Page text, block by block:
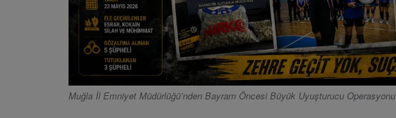
Muğla İl Emniyet Müdürlüğü’nden Bayram Öncesi Büyük Uyuşturucu Operasyonu